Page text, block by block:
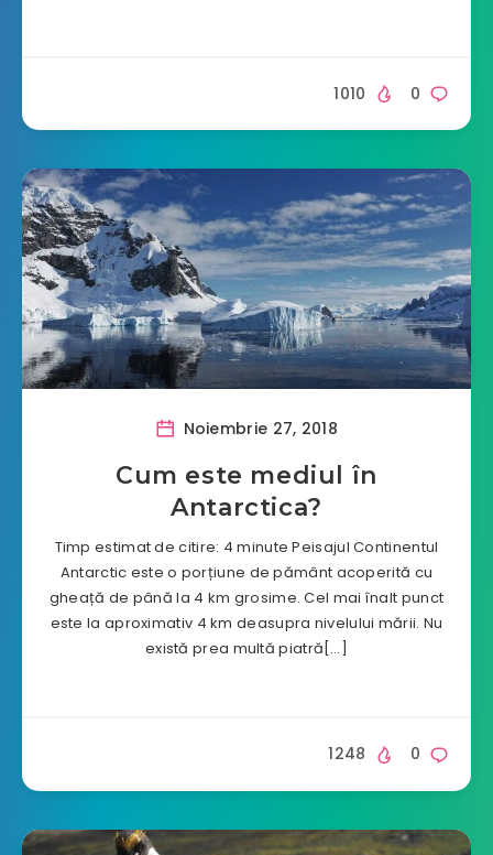
0
1010
Noiembrie 27, 2018
Cum este mediul în
Antarctica?
Timp estimat de citire: 4 minute Peisajul Continentul
Antarctic este o porțiune de pământ acoperită cu
gheață de până la 4 km grosime. Cel mai înalt punct
este la aproximativ 4 km deasupra nivelului mării. Nu
există prea multă piatră[…]
0
1248